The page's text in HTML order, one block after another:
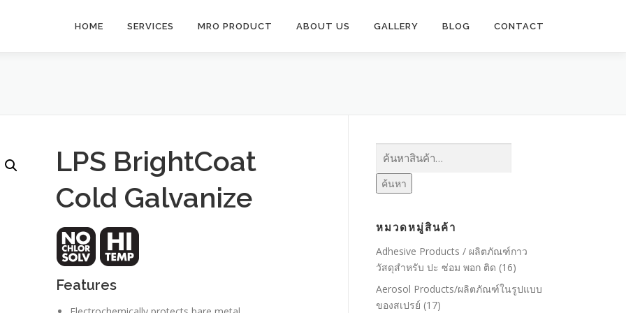
HOME SERVICES MRO PRODUCT ABOUT US GALLERY BLOG CONTACT
LPS BrightCoat
Cold Galvanize
Features
ค้นหา:
ค้นหา
หมวดหมู่สินค้า
Adhesive Products / ผลิตภัณฑ์กาว
วัสดุสำหรับ ปะ ซ่อม พอก ติด (16)
Aerosol Products/ผลิตภัณฑ์ในรูปแบบ
ของสเปรย์ (17)